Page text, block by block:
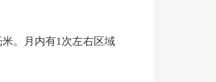
米。月内有1次左右区域